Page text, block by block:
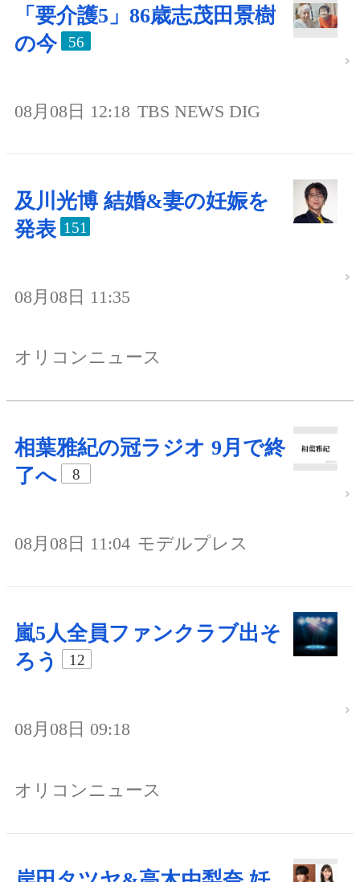
「要介護5」86歳志茂田景樹
の今
56
08月08日 12:18 TBS NEWS DIG
及川光博 結婚&妻の妊娠を
発表 151
08月08日 11:35
オリコンニュース
相葉雅紀の冠ラジオ 9月で終
了へ
8
08月08日 11:04 モデルプレス
嵐5人全員ファンクラブ出そ
ろう
12
08月08日 09:18
オリコンニュース